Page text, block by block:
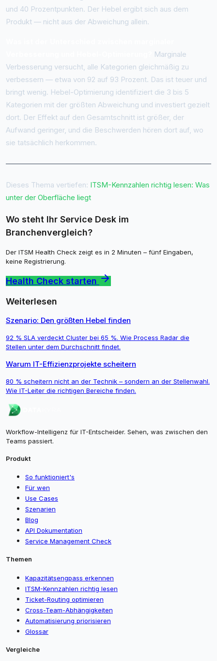
und 40 Prozentpunkten. Der Hebel ergibt sich aus dem
Produkt — nicht aus der Abweichung allein.
Marginale
Verbesserung versucht, alle Kategorien gleichmäßig zu
verbessern — etwa von 92 auf 93 Prozent. Das ist teuer und
bringt wenig. Hebel-Optimierung identifiziert die 3 bis 5
Kategorien mit der größten Abweichung und investiert gezielt
dort. Der Effekt auf den Gesamtschnitt ist größer, der
Aufwand geringer, und die Beschwerden hören dort auf, wo
sie tatsächlich herkommen.
Dieses Thema vertiefen: ITSM-Kennzahlen richtig lesen: Was
unter der Oberfläche liegt
Wo steht Ihr Service Desk im
Branchenvergleich?
Der ITSM Health Check zeigt es in 2 Minuten – fünf Eingaben,
keine Registrierung.
Health Check starten
Weiterlesen
Szenario: Den größten Hebel finden
92 % SLA verdeckt Cluster bei 65 %. Wie Process Radar die
Stellen unter dem Durchschnitt findet.
Warum IT-Effizienzprojekte scheitern
80 % scheitern nicht an der Technik – sondern an der Stellenwahl.
Wie IT-Leiter die richtigen Bereiche finden.
Workflow-Intelligenz für IT-Entscheider. Sehen, was zwischen den
Teams passiert.
Produkt
So funktioniert's
Für wen
Use Cases
Szenarien
Blog
API Dokumentation
Service Management Check
Themen
Kapazitätsengpass erkennen
ITSM-Kennzahlen richtig lesen
Ticket-Routing optimieren
Cross-Team-Abhängigkeiten
Automatisierung priorisieren
Glossar
Vergleiche